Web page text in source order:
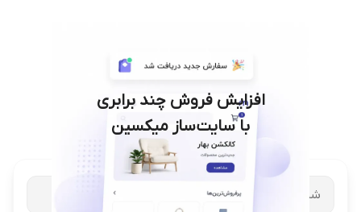
افزایش فروش چند برابری
با سایت‌ساز میکسین
شریک تجاری ترب با پشتیبانی اختصاصی